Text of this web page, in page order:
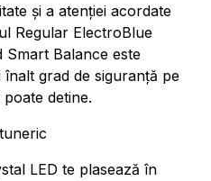
și a atenției acordate
Regular ElectroBlue
Smart Balance este
grad de siguranță pe
detine.
LED te plasează în